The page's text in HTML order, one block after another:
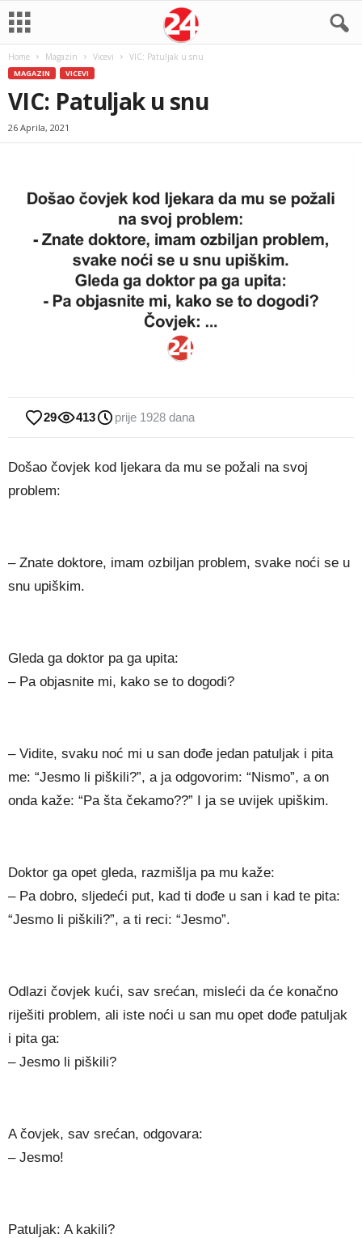
Home Magazin Vicevi VIC: Patuljak u snu
MAGAZIN VICEVI
VIC: Patuljak u snu
26 Aprila, 2021
29 413 prije 1928 dana
Došao čovjek kod ljekara da mu se požali na svoj
problem:
– Znate doktore, imam ozbiljan problem, svake noći se u
snu upiškim.
Gleda ga doktor pa ga upita:
– Pa objasnite mi, kako se to dogodi?
– Vidite, svaku noć mi u san dođe jedan patuljak i pita
me: “Jesmo li piškili?”, a ja odgovorim: “Nismo”, a on
onda kaže: “Pa šta čekamo??” I ja se uvijek upiškim.
Doktor ga opet gleda, razmišlja pa mu kaže:
– Pa dobro, sljedeći put, kad ti dođe u san i kad te pita:
“Jesmo li piškili?”, a ti reci: “Jesmo”.
Odlazi čovjek kući, sav srećan, misleći da će konačno
riješiti problem, ali iste noći u san mu opet dođe patuljak
i pita ga:
– Jesmo li piškili?
A čovjek, sav srećan, odgovara:
– Jesmo!
Patuljak: A kakili?